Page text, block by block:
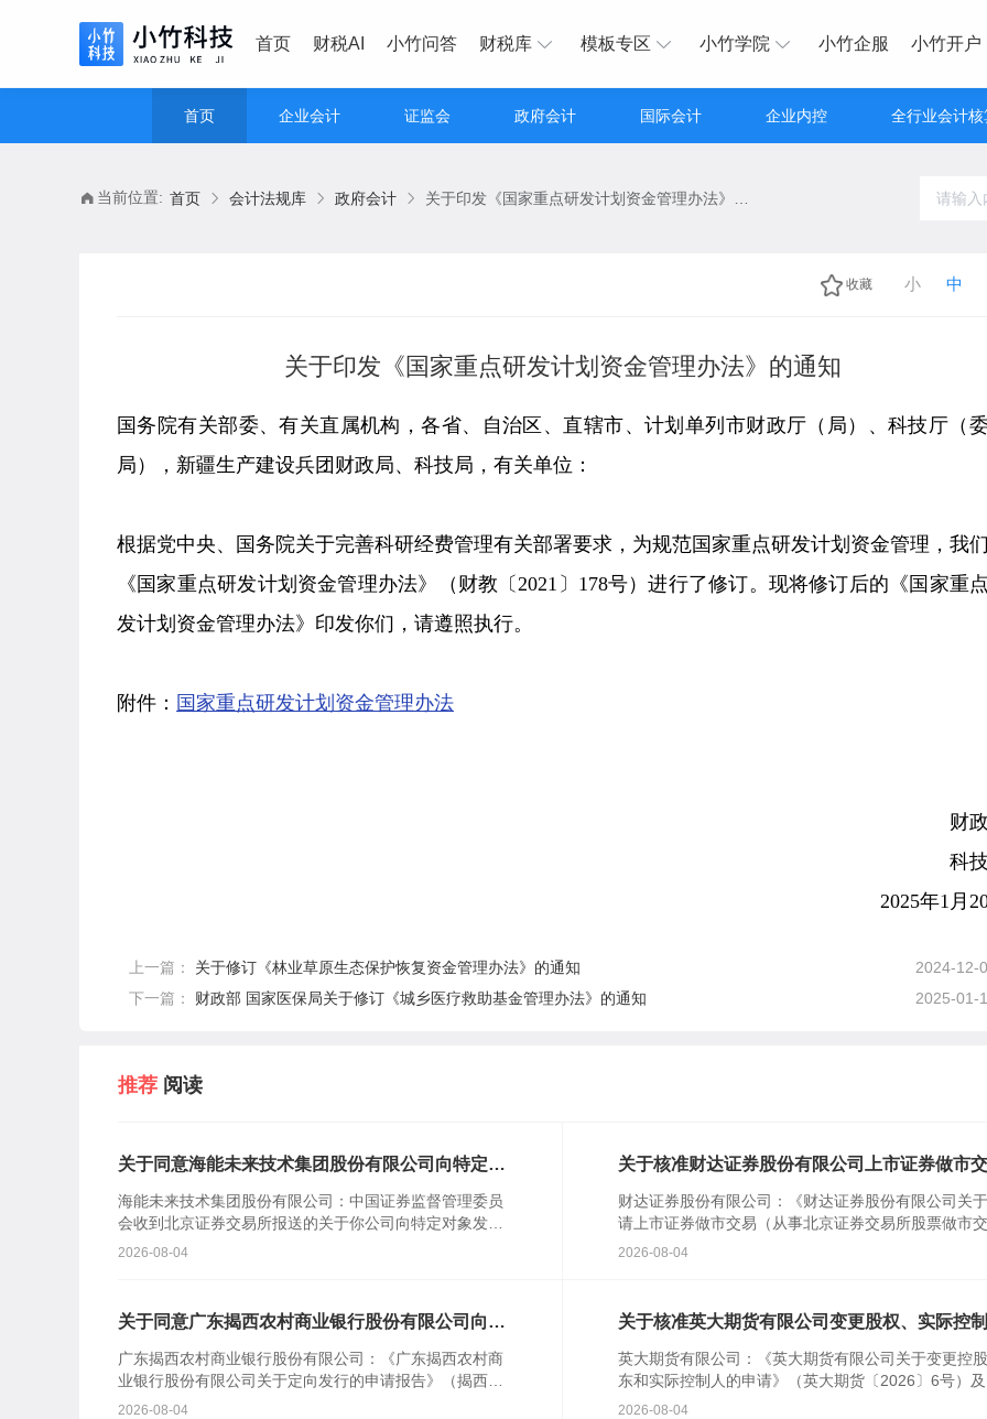
首页 财税AI 小竹问答 财税库 模板专区 小竹学院 小竹企服 小竹开户
首页 企业会计 证监会 政府会计 国际会计 企业内控 全行业会计核
当前位置: 首页 会计法规库 政府会计
收藏 小 中
关于印发《国家重点研发计划资金管理办法》的通知
国务院有关部委、有关直属机构，各省、自治区、直辖市、计划单列市财政厅（局）、科技厅（委
局），新疆生产建设兵团财政局、科技局，有关单位：
根据党中央、国务院关于完善科研经费管理有关部署要求，为规范国家重点研发计划资金管理，我
《国家重点研发计划资金管理办法》（财教〔2021〕178号）进行了修订。现将修订后的《国家重
发计划资金管理办法》印发你们，请遵照执行。
附件： 国家重点研发计划资金管理办法
财
科
2025年1月
上一篇： 关于修订《林业草原生态保护恢复资金管理办法》的通知
2024-12-
下一篇： 财政部 国家医保局关于修订《城乡医疗救助基金管理办法》的通知 2025-01-
推荐 阅读
关于同意海能未来技术集团股份有限公司向特定对
海能未来技术集团股份有限公司：中国证券监督管理委员
会收到北京证券交易所报送的关于你公司向特定对象发行
股票的审核意见及你公司注册申请文件。根据《中华人民
2026-08-04
关于核准财达证券股份有限公司上市证券做市
财达证券股份有限公司：《财达证券股份有限公司关
请上市证券做市交易（从事北京证券交易所股票做市交
易）业务资格的请示》(财达字〔2024〕314号)及相关
2026-08-04
关于同意广东揭西农村商业银行股份有限公司向特
广东揭西农村商业银行股份有限公司：《广东揭西农村商
业银行股份有限公司关于定向发行的申请报告》（揭西农
商行报〔2026〕110号）及相关文件收悉。根据《中华人
2026-08-04
关于核准英大期货有限公司变更股权、实际控
英大期货有限公司：《英大期货有限公司关于变更控
东和实际控制人的申请》（英大期货〔2026〕6号）及
关文件收悉。根据《中华人民共和国期货和衍生品法》
2026-08-04